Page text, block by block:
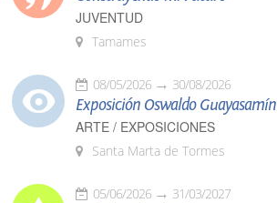
JUVENTUD
Tamames
08/05/2026 30/08/2026
Exposición Oswaldo Guayasamín
ARTE / EXPOSICIONES
Santa Marta de Tormes
05/06/2026 31/03/2027